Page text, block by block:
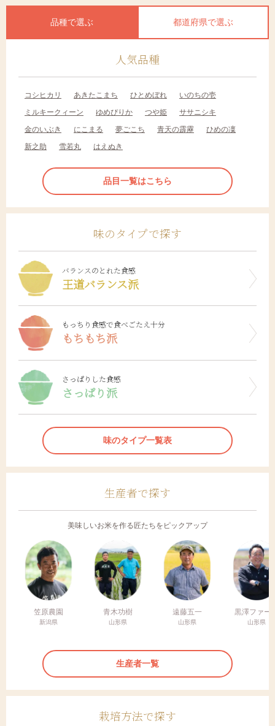
品種で選ぶ 都道府県で選ぶ
人気品種
コシヒカリ あきたこまち ひとめぼれ
いのちの壱
ミルキークィーン
ゆめぴりか つや姫
ササニシキ
金のいぶき
にこまる 夢ごこち 青天の霹靂
ひめの凜
新之助
雪若丸 はえぬき
品目一覧はこちら
味のタイプで探す
バランスのとれた食感
王道バランス派
もっちり食感で食べごたえ十分
もちもち派
さっぱりした食感
さっぱり派
味のタイプ一覧表
生産者で探す
美味しいお米を作る匠たちをピックアップ
笠原農園
新潟県
青木功樹
山形県
遠藤五一
山形県
黒澤ファー
山形県
生産者一覧
栽培方法で探す